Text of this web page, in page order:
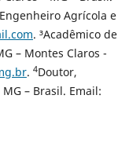
Agrícola e
. ³Acadêmico de
– Montes Claros -
. 4Doutor,
– Brasil. Email: